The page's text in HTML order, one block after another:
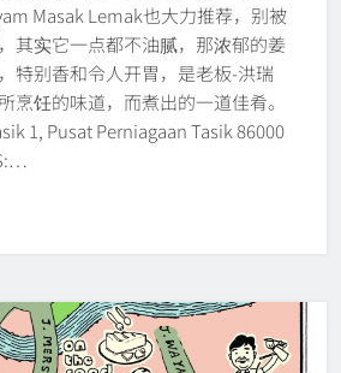
Masak Lemak也大力推荐，别被
其实它一点都不油腻，那浓郁的姜
特别香和令人开胃，是老板-洪瑞
烹饪的味道，而煮出的一道佳肴。
1, Pusat Perniagaan Tasik 86000